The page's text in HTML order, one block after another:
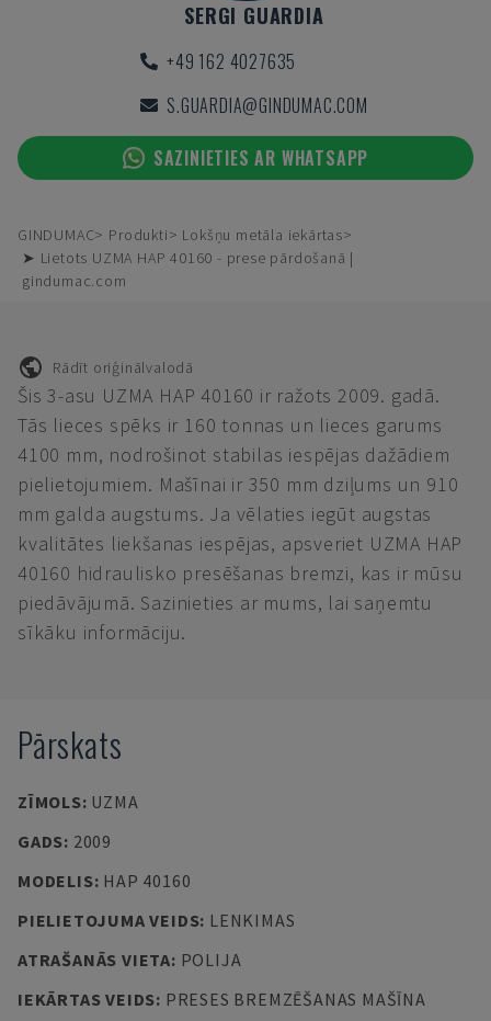
SERGI GUARDIA
+49 162 4027635
S.GUARDIA@GINDUMAC.COM
SAZINIETIES AR WHATSAPP
GINDUMAC Produkti
Lokšņu metāla iekārtas
➤ Lietots UZMA HAP 40160 - prese pārdošanā |
gindumac.com
Rādīt oriģinālvalodā
Šis 3-asu UZMA HAP 40160 ir ražots 2009. gadā.
Tās lieces spēks ir 160 tonnas un lieces garums
4100 mm, nodrošinot stabilas iespējas dažādiem
pielietojumiem. Mašīnai ir 350 mm dziļums un 910
mm galda augstums. Ja vēlaties iegūt augstas
kvalitātes liekšanas iespējas, apsveriet UZMA HAP
40160 hidraulisko presēšanas bremzi, kas ir mūsu
piedāvājumā. Sazinieties ar mums, lai saņemtu
sīkāku informāciju.
Pārskats
ZĪMOLS: UZMA
GADS: 2009
MODELIS: HAP 40160
PIELIETOJUMA VEIDS: LENKIMAS
ATRAŠANĀS VIETA: POLIJA
IEKĀRTAS VEIDS: PRESES BREMZĒŠANAS MAŠĪNA